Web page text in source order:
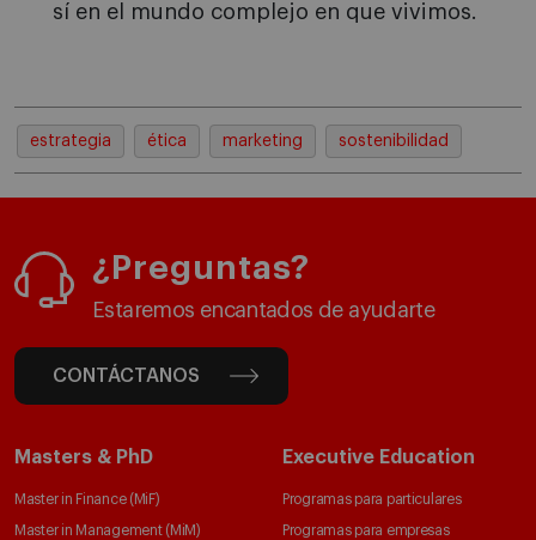
sí en el mundo complejo en que vivimos.
estrategia ética marketing sostenibilidad
¿Preguntas?
Estaremos encantados de ayudarte
CONTÁCTANOS
Masters & PhD
Master in Finance (MiF)
Master in Management (MiM)
Executive Education
Programas para particulares
Programas para empresas